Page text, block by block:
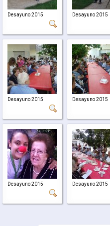
Desayuno 2015 Desayuno 2015
Desayuno 2015 Desayuno 2015
Desayuno 2015 Desayuno 2015